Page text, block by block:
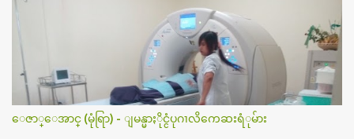
ေဇာ္ေအာင္ (မုံရြာ) - ျမန္မာႏိုင္ငံပုဂၢလိကေဆးရံုမ်ား